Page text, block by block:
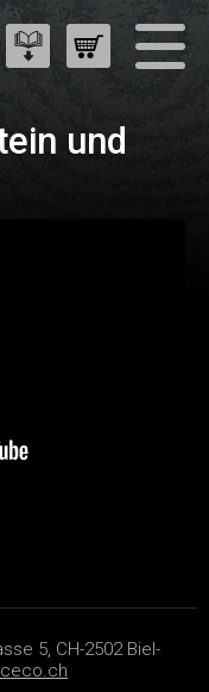
und
5, CH-2502 Biel-